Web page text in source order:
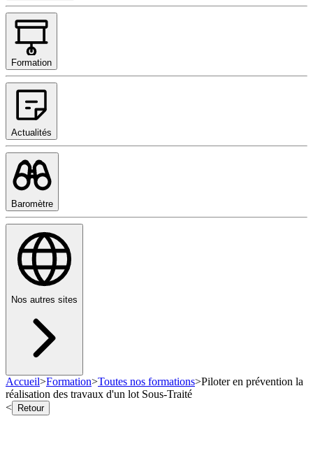
Formation
Actualités
Baromètre
Nos autres sites
Accueil>Formation>Toutes nos formations>Piloter en prévention la
réalisation des travaux d'un lot Sous-Traité
<
Retour